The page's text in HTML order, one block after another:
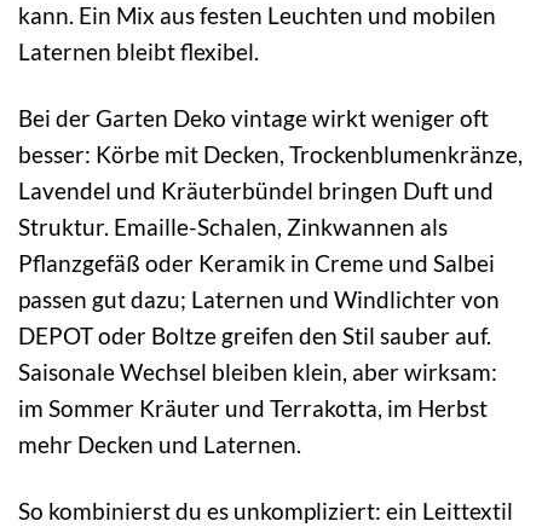
kann. Ein Mix aus festen Leuchten und mobilen
Laternen bleibt flexibel.
Bei der Garten Deko vintage wirkt weniger oft
besser: Körbe mit Decken, Trockenblumenkränze,
Lavendel und Kräuterbündel bringen Duft und
Struktur. Emaille-Schalen, Zinkwannen als
Pflanzgefäß oder Keramik in Creme und Salbei
passen gut dazu; Laternen und Windlichter von
DEPOT oder Boltze greifen den Stil sauber auf.
Saisonale Wechsel bleiben klein, aber wirksam:
im Sommer Kräuter und Terrakotta, im Herbst
mehr Decken und Laternen.
So kombinierst du es unkompliziert: ein Leittextil